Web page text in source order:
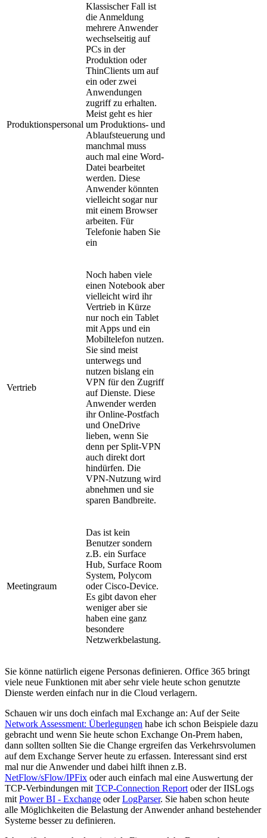
Produktionspersonal
Klassischer Fall ist
die Anmeldung
mehrere Anwender
wechselseitig auf
PCs in der
Produktion oder
ThinClients um auf
ein oder zwei
Anwendungen
zugriff zu erhalten.
Meist geht es hier
um Produktions- und
Ablaufsteuerung und
manchmal muss
auch mal eine Word-
Datei bearbeitet
werden. Diese
Anwender könnten
vielleicht sogar nur
mit einem Browser
arbeiten. Für
Telefonie haben Sie
ein
Vertrieb
Noch haben viele
einen Notebook aber
vielleicht wird ihr
Vertrieb in Kürze
nur noch ein Tablet
mit Apps und ein
Mobiltelefon nutzen.
Sie sind meist
unterwegs und
nutzen bislang ein
VPN für den Zugriff
auf Dienste. Diese
Anwender werden
ihr Online-Postfach
und OneDrive
lieben, wenn Sie
denn per Split-VPN
auch direkt dort
hindürfen. Die
VPN-Nutzung wird
abnehmen und sie
sparen Bandbreite.
Meetingraum
Das ist kein
Benutzer sondern
z.B. ein Surface
Hub, Surface Room
System, Polycom
oder Cisco-Device.
Es gibt davon eher
weniger aber sie
haben eine ganz
besondere
Netzwerkbelastung.
Sie könne natürlich eigene Personas definieren. Office 365 bringt
viele neue Funktionen mit aber sehr viele heute schon genutzte
Dienste werden einfach nur in die Cloud verlagern.
Schauen wir uns doch einfach mal Exchange an: Auf der Seite
Network Assessment: Überlegungen habe ich schon Beispiele dazu
gebracht und wenn Sie heute schon Exchange On-Prem haben,
dann sollten sollten Sie die Change ergreifen das Verkehrsvolumen
auf dem Exchange Server heute zu erfassen. Interessant sind erst
mal nur die Anwender und dabei hilft ihnen z.B.
NetFlow/sFlow/IPFix oder auch einfach mal eine Auswertung der
TCP-Verbindungen mit TCP-Connection Report oder der IISLogs
mit Power BI - Exchange oderLogParser. Sie haben schon heute
alle Möglichkeiten die Belastung der Anwender anhand bestehender
Systeme besser zu definieren.